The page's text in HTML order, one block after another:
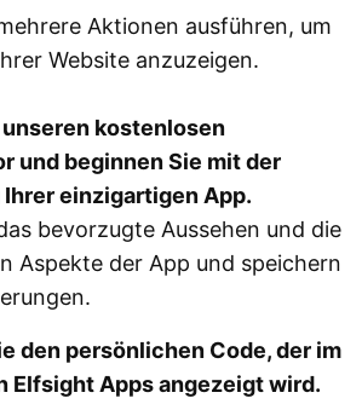
Aktionen ausführen, um
Website anzuzeigen.
kostenlosen
und beginnen Sie mit der
einzigartigen App.
bevorzugte Aussehen und die
Aspekte der App und speichern
den persönlichen Code, der im
Elfsight Apps angezeigt wird.